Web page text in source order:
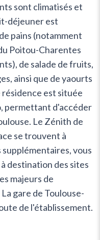
sont climatisés et
déjeuner est
pains (notamment
Poitou-Charentes
de salade de fruits,
ainsi que de yaourts
est située
permettant d'accéder
Le Zénith de
se trouvent à
vous
destination des sites
majeurs de
gare de Toulouse-
de l'établissement.